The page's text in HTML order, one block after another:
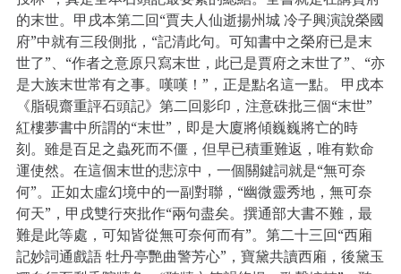
的末世。甲戌本第二回“賈夫人仙逝揚州城 冷子興演說榮國
府”中就有三段側批，“記清此句。可知書中之榮府已是末
世了”、“作者之意原只寫末世，此已是賈府之末世了”、“亦
是大族末世常有之事。嘆嘆！”，正是點名這一點。 甲戌本
《脂硯齋重評石頭記》第二回影印，注意硃批三個“末世”
紅樓夢書中所謂的“末世”，即是大廈將傾巍巍將亡的時
刻。雖是百足之蟲死而不僵，但早已積重難返，唯有歎命
運使然。在這個末世的悲涼中，一個關鍵詞就是“無可奈
何”。正如太虛幻境中的一副對聯，“幽微靈秀地，無可奈
何天”，甲戌雙行夾批作“兩句盡矣。撰通部大書不難，最
難是此等處，可知皆從無可奈何而有”。第二十三回“西廂
記妙詞通戲語 牡丹亭艷曲警芳心”，寶黛共讀西廂，後黛玉